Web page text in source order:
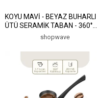
KOYU MAVİ - BEYAZ BUHARLI
ÜTÜ SERAMİK TABAN - 360°
HAREKETLİ KABLO - BUHAR
AYARLAMA 2100W
STEAMPLUS-1716 (5047)
shopwave